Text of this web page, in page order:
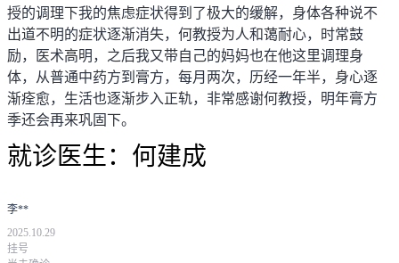
授的调理下我的焦虑症状得到了极大的缓解，身体各种说不
出道不明的症状逐渐消失，何教授为人和蔼耐心，时常鼓
励，医术高明，之后我又带自己的妈妈也在他这里调理身
体，从普通中药方到膏方，每月两次，历经一年半，身心逐
渐痊愈，生活也逐渐步入正轨，非常感谢何教授，明年膏方
季还会再来巩固下。
就诊医生： 何建成
李**
2025.10.29
挂号